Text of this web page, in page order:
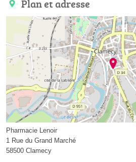
Plan et adresse
Pharmacie Lenoir
1 Rue du Grand Marché
58500 Clamecy